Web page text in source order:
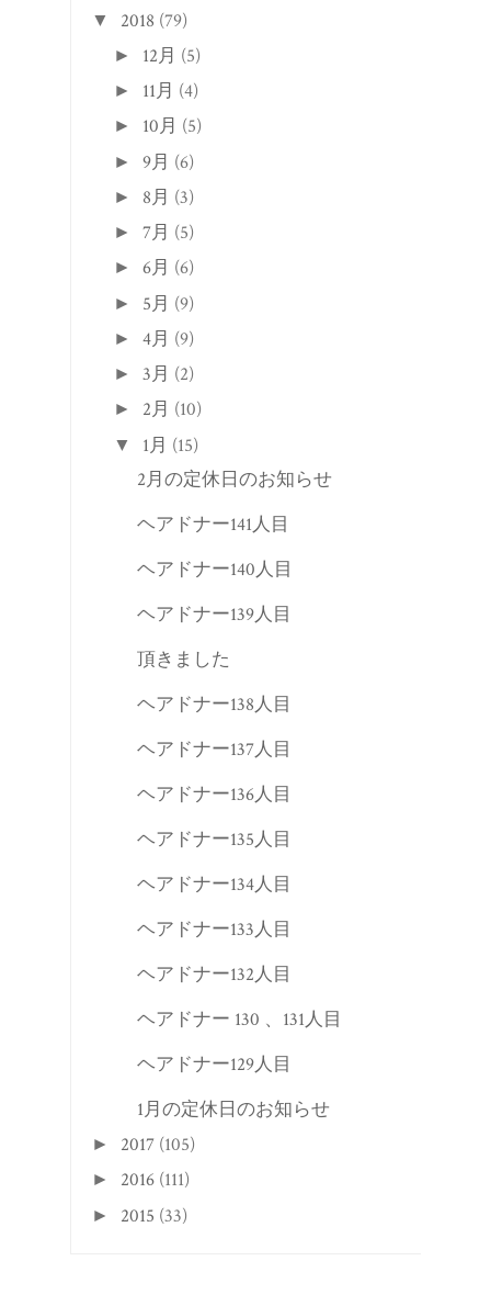
▼ 2018 (79)
► 12月 (5)
► 11月 (4)
► 10月 (5)
►9月 (6)
► 8月 (3)
►7月 (5)
►6月 (6)
► 5月 (9)
►4月 (9)
►3月 (2)
► 2月 (10)
▼ 1月 (15)
2月の定休日のお知らせ
ヘアドナー141人目
ヘアドナー140人目
ヘアドナー139人目
頂きました
ヘアドナー138人目
ヘアドナー137人目
ヘアドナー136人目
ヘアドナー135人目
ヘアドナー134人目
ヘアドナー133人目
ヘアドナー132人目
ヘアドナー 130 、131人目
ヘアドナー129人目
1月の定休日のお知らせ
► 2017 (105)
► 2016 (111)
► 2015 (33)